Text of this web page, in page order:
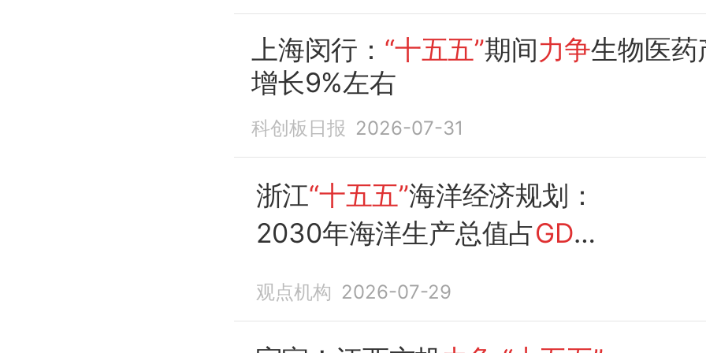
上海闵行： “十五五”期间力争生物医药
增长9%左右
科创板日报 2026-07-31
浙江“十五五”海洋经济规划：
2030年海洋生产总值占GDP
观点机构 2026-07-29